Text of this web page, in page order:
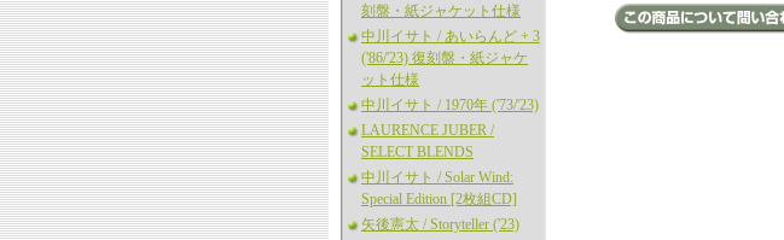
刻盤・紙ジャケット仕様
中川イサト / あいらんど + 3
('86/'23) 復刻盤・紙ジャケ
ット仕様
中川イサト / 1970年 ('73/'23)
LAURENCE JUBER /
SELECT BLENDS
中川イサト / Solar Wind:
Special Edition [2枚組CD]
矢後憲太 / Storyteller ('23)